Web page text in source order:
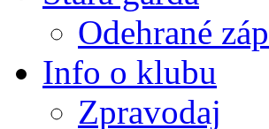
Odehrané
Info o klubu
Zpravodaj